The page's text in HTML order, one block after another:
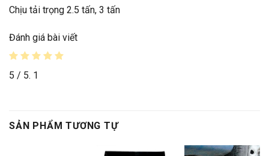
Chịu tải trọng 2.5 tấn, 3 tấn
Đánh giá bài viết
5 / 5. 1
SẢN PHẨM TƯƠNG TỰ